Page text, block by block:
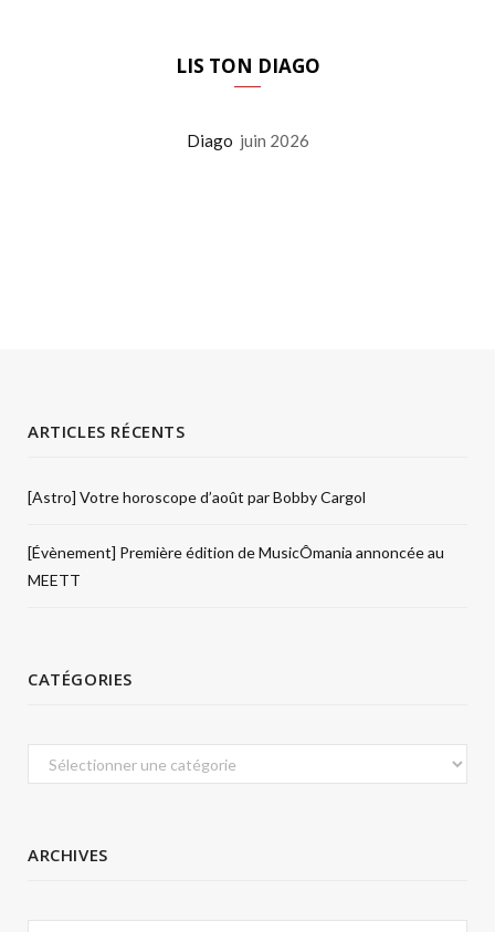
LIS TON DIAGO
Diago juin 2026
ARTICLES RÉCENTS
[Astro] Votre horoscope d’août par Bobby Cargol
[Évènement] Première édition de MusicÔmania annoncée au
MEETT
CATÉGORIES
Catégories
ARCHIVES